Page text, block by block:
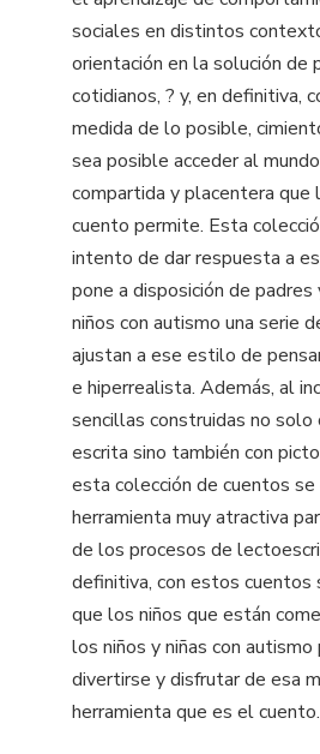
sociales en distintos
orientación en la solución de
cotidianos, ? y, en definitiva,
medida de lo posible,
sea posible acceder al
compartida y placentera que
cuento permite. Esta
intento de dar respuesta a
pone a disposición de
niños con autismo una serie
ajustan a ese estilo de
e hiperrealista. Además, al
sencillas construidas no solo
escrita sino también con
esta colección de cuentos se
herramienta muy atractiva
de los procesos de
definitiva, con estos cuentos
que los niños que están
los niños y niñas con autismo
divertirse y disfrutar de esa
herramienta que es el cuento.